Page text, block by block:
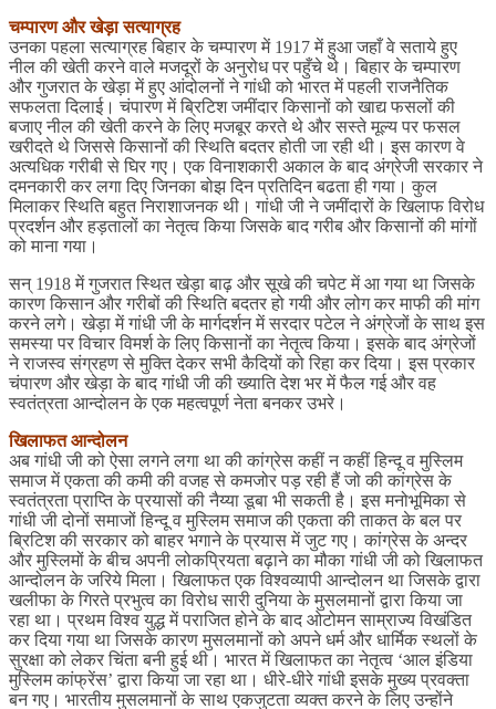
चम्पारण और खेड़ा सत्याग्रह
उनका पहला सत्याग्रह बिहार के चम्पारण में 1917 में हुआ जहाँ वे सताये हुए
नील की खेती करने वाले मजदूरों के अनुरोध पर पहुँचे थे। बिहार के चम्पारण
और गुजरात के खेड़ा में हुए आंदोलनों ने गांधी को भारत में पहली राजनैतिक
सफलता दिलाई। चंपारण में ब्रिटिश जमींदार किसानों को खाद्य फसलों की
बजाए नील की खेती करने के लिए मजबूर करते थे और सस्ते मूल्य पर फसल
खरीदते थे जिससे किसानों की स्थिति बदतर होती जा रही थी। इस कारण वे
अत्यधिक गरीबी से घिर गए। एक विनाशकारी अकाल के बाद अंग्रेजी सरकार ने
दमनकारी कर लगा दिए जिनका बोझ दिन प्रतिदिन बढता ही गया। कुल
मिलाकर स्थिति बहुत निराशाजनक थी। गांधी जी ने जमींदारों के खिलाफ विरोध
प्रदर्शन और हड़तालों का नेतृत्व किया जिसके बाद गरीब और किसानों की मांगों
को माना गया।
सन् 1918 में गुजरात स्थित खेड़ा बाढ़ और सूखे की चपेट में आ गया था जिसके
कारण किसान और गरीबों की स्थिति बदतर हो गयी और लोग कर माफी की मांग
करने लगे। खेड़ा में गांधी जी के मार्गदर्शन में सरदार पटेल ने अंग्रेजों के साथ इस
समस्या पर विचार विमर्श के लिए किसानों का नेतृत्व किया। इसके बाद अंग्रेजों
ने राजस्व संग्रहण से मुक्ति देकर सभी कैदियों को रिहा कर दिया। इस प्रकार
चंपारण और खेड़ा के बाद गांधी जी की ख्याति देश भर में फैल गई और वह
स्वतंत्रता आन्दोलन के एक महत्वपूर्ण नेता बनकर उभरे।
खिलाफत आन्दोलन
अब गांधी जी को ऐसा लगने लगा था की कांग्रेस कहीं न कहीं हिन्दू व मुस्लिम
समाज में एकता की कमी की वजह से कमजोर पड़ रही हैं जो की कांग्रेस के
स्वतंत्रता प्राप्ति के प्रयासों की नैय्या डूबा भी सकती है। इस मनोभूमिका से
गांधी जी दोनों समाजों हिन्दू व मुस्लिम समाज की एकता की ताकत के बल पर
ब्रिटिश की सरकार को बाहर भगाने के प्रयास में जुट गए। कांग्रेस के अन्दर
और मुस्लिमों के बीच अपनी लोकप्रियता बढ़ाने का मौका गांधी जी को खिलाफत
आन्दोलन के जरिये मिला। खिलाफत एक विश्वव्यापी आन्दोलन था जिसके द्वारा
खलीफा के गिरते प्रभुत्व का विरोध सारी दुनिया के मुसलमानों द्वारा किया जा
रहा था। प्रथम विश्व युद्ध में पराजित होने के बाद ओटोमन साम्राज्य विखंडित
कर दिया गया था जिसके कारण मुसलमानों को अपने धर्म और धार्मिक स्थलों के
सुरक्षा को लेकर चिंता बनी हुई थी। भारत में खिलाफत का नेतृत्व ‘आल इंडिया
मुस्लिम कांफ्रेंस’ द्वारा किया जा रहा था। धीरे-धीरे गांधी इसके मुख्य प्रवक्ता
बन गए। भारतीय मुसलमानों के साथ एकजुटता व्यक्त करने के लिए उन्होंने